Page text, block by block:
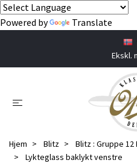
Powered by Translate
Ekskl.
Hjem Blitz
Blitz : Gruppe
Lykteglass baklykt venstre